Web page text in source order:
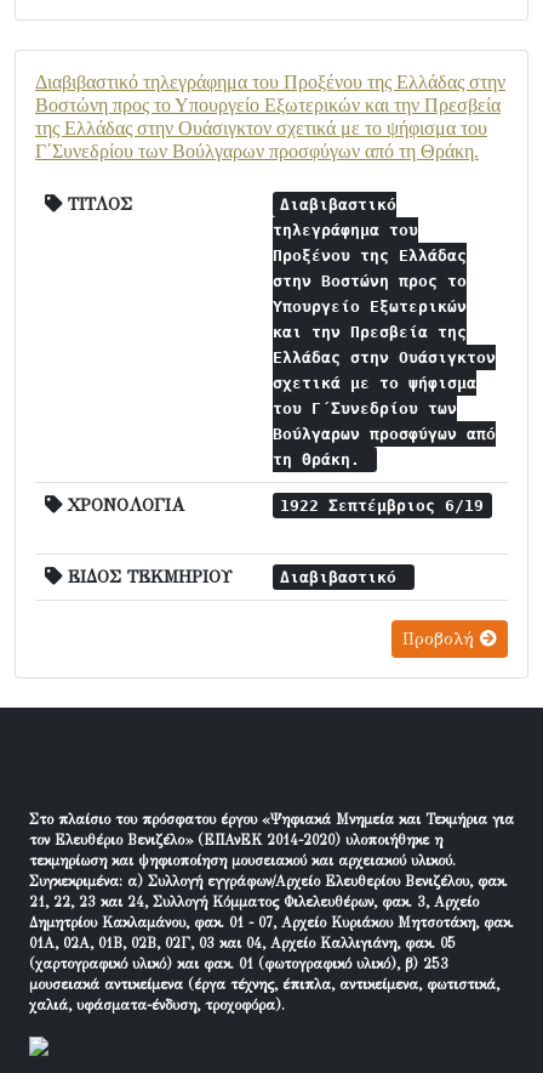
Διαβιβαστικό τηλεγράφημα του Προξένου της Ελλάδας στην
Βοστώνη προς το Υπουργείο Εξωτερικών και την Πρεσβεία
της Ελλάδας στην Ουάσιγκτον σχετικά με το ψήφισμα του
Γ΄Συνεδρίου των Βούλγαρων προσφύγων από τη Θράκη.
ΤΙΤΛΟΣ
Διαβιβαστικό
τηλεγράφημα του
Προξένου της Ελλάδας
στην Βοστώνη προς το
Υπουργείο Εξωτερικών
και την Πρεσβεία της
Ελλάδας στην Ουάσιγκτον
σχετικά με το ψήφισμα
του Γ΄Συνεδρίου των
Βούλγαρων προσφύγων από
τη Θράκη.
ΧΡΟΝΟΛΟΓΙΑ 1922 Σεπτέμβριος 6/19
ΕΙΔΟΣ ΤΕΚΜΗΡΙΟΥ Διαβιβαστικό
Προβολή
Στο πλαίσιο του πρόσφατου έργου «Ψηφιακά Μνημεία και Τεκμήρια για
τον Ελευθέριο Βενιζέλο» (ΕΠΑνΕΚ 2014-2020) υλοποιήθηκε η
τεκμηρίωση και ψηφιοποίηση μουσειακού και αρχειακού υλικού.
Συγκεκριμένα: α) Συλλογή εγγράφων/Αρχείο Ελευθερίου Βενιζέλου, φακ.
21, 22, 23 και 24, Συλλογή Κόμματος Φιλελευθέρων, φακ. 3, Αρχείο
Δημητρίου Κακλαμάνου, φακ. 01 - 07, Αρχείο Κυριάκου Μητσοτάκη, φακ.
01Α, 02Α, 01Β, 02Β, 02Γ, 03 και 04, Αρχείο Καλλιγιάνη, φακ. 05
(χαρτογραφικό υλικό) και φακ. 01 (φωτογραφικό υλικό), β) 253
μουσειακά αντικείμενα (έργα τέχνης, έπιπλα, αντικείμενα, φωτιστικά,
χαλιά, υφάσματα-ένδυση, τροχοφόρα).